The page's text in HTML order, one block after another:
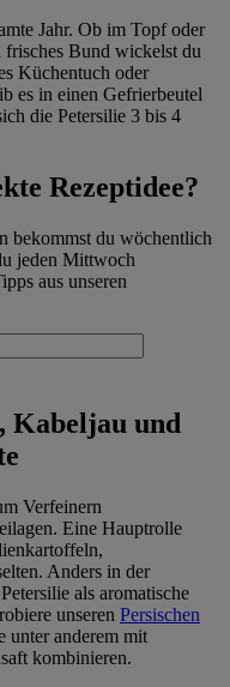
Jahr. Ob im Topf oder
frisches Bund wickelst du
Küchentuch oder
es in einen Gefrierbeutel
die Petersilie 3 bis 4
Rezeptidee?
bekommst du wöchentlich
jeden Mittwoch
aus unseren
Kabeljau und
Verfeinern
Eine Hauptrolle
Anders in der
als aromatische
unseren Persischen
unter anderem mit
kombinieren.